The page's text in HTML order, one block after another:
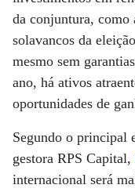
da conjuntura, como
solavancos da
mesmo sem
ano, há ativos
oportunidades de
Segundo o principal
gestora RPS Capital,
internacional será